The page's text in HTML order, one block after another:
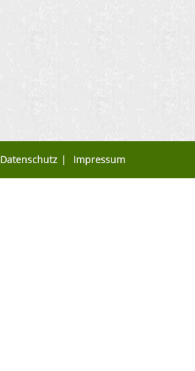
Datenschutz Impressum